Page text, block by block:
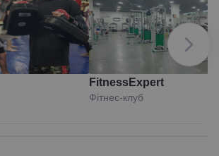
FitnessExpert
Фітнес-клуб